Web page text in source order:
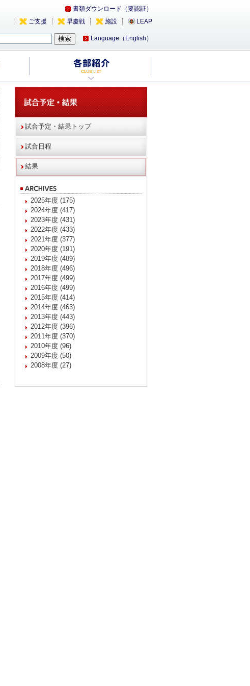
書類ダウンロード（要認証）
LEAP
施設
早慶戦
ご支援
Language（English）
試合予定・結果トップ
試合日程
結果
2025年度 (175)
2024年度 (417)
2023年度 (431)
2022年度 (433)
2021年度 (377)
2020年度 (191)
2019年度 (489)
2018年度 (496)
2017年度 (499)
2016年度 (499)
2015年度 (414)
2014年度 (463)
2013年度 (443)
2012年度 (396)
2011年度 (370)
2010年度 (96)
2009年度 (50)
2008年度 (27)